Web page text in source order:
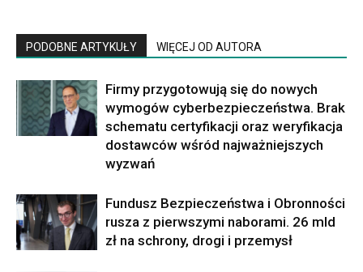
PODOBNE ARTYKUŁY WIĘCEJ OD AUTORA
Firmy przygotowują się do nowych
wymogów cyberbezpieczeństwa. Brak
schematu certyfikacji oraz weryfikacja
dostawców wśród najważniejszych
wyzwań
Fundusz Bezpieczeństwa i Obronności
rusza z pierwszymi naborami. 26 mld
zł na schrony, drogi i przemysł